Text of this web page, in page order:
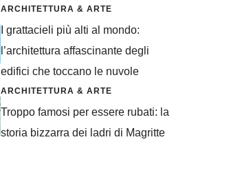
ARCHITETTURA & ARTE
I grattacieli più alti al mondo:
l’architettura affascinante degli
edifici che toccano le nuvole
ARCHITETTURA & ARTE
Troppo famosi per essere rubati: la
storia bizzarra dei ladri di Magritte